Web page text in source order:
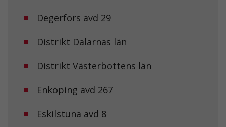
Degerfors avd 29
Distrikt Dalarnas län
Distrikt Västerbottens län
Enköping avd 267
Eskilstuna avd 8